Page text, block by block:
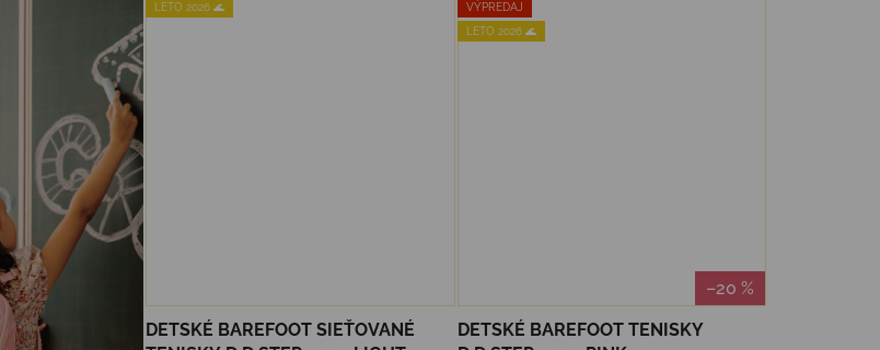
LETO 2026 🌊
DETSKÉ BAREFOOT SIEŤOVANÉ
VÝPREDAJ
LETO 2026 🌊
–20 %
DETSKÉ BAREFOOT TENISKY